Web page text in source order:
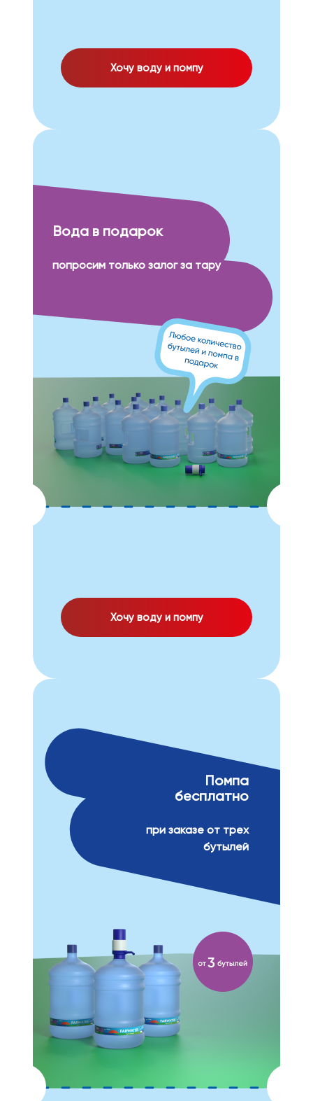
Хочу воду и помпу
Вода в подарок
попросим только залог за тару
Хочу воду и помпу
Помпа
бесплатно
при заказе от трех
бутылей